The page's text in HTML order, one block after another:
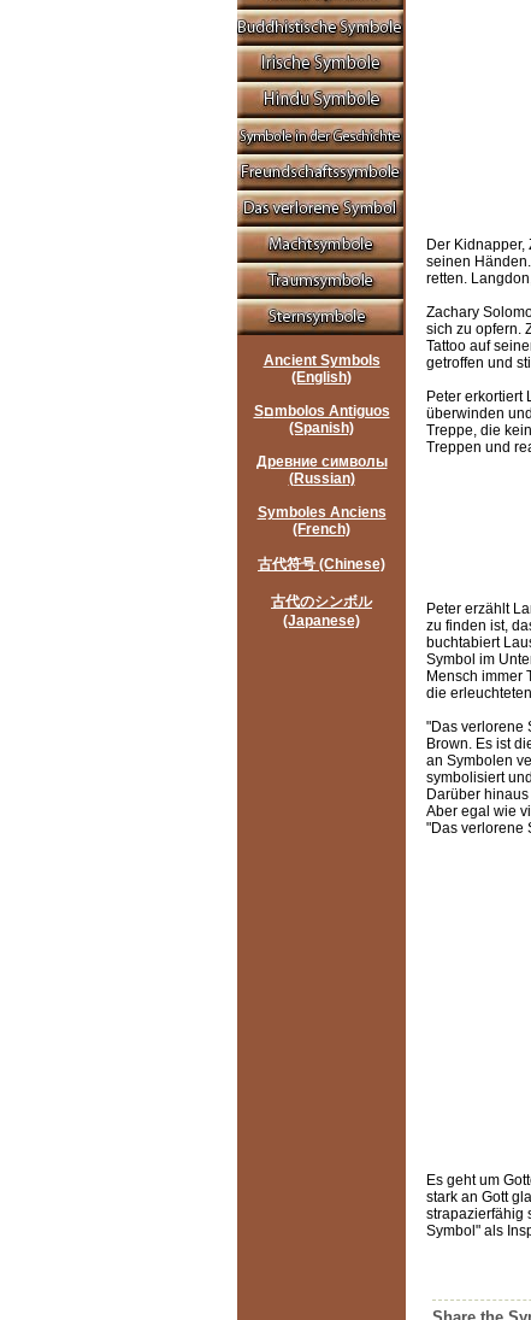
Ancient Symbols
(English)
Sםmbolos Antiguos
(Spanish)
Древние символы
(Russian)
Symboles Anciens
(French)
古代符号 (Chinese)
古代のシンボル
(Japanese)
Der Kidnapper,
seinen
retten.
Zachary
sich zu opfern.
Tattoo auf
getroffen und
Peter erkortiert
überwinden
Treppe, die
Treppen und
Peter erzählt
zu finden ist,
buchtabiert
Symbol im
Mensch immer
die
"Das verlorene
Brown. Es ist
an Symbolen
symbolisiert
Darüber
Aber egal wie
"Das verlorene
Es geht um
stark an Gott
strapazierfähig
Symbol" als